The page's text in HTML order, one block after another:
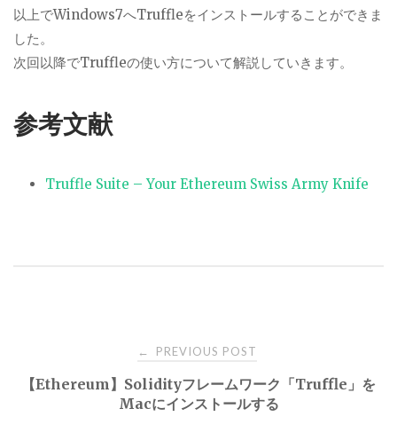
以上でWindows7へTruffleをインストールすることができま
した。
次回以降でTruffleの使い方について解説していきます。
参考文献
Truffle Suite – Your Ethereum Swiss Army Knife
navigation
← PREVIOUS POST
【Ethereum】Solidityフレームワーク「Truffle」を
Macにインストールする